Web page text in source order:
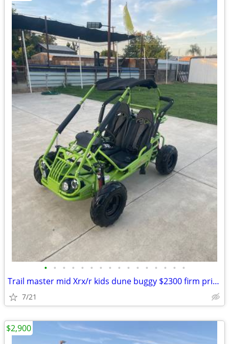
• • • • • • • • • • • • • • • •
Trail master mid Xrx/r kids dune buggy $2300 firm price Precio Firme
7/21
$2,900